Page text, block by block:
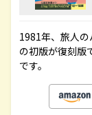
1981年、旅人
の初版が復刻
です。